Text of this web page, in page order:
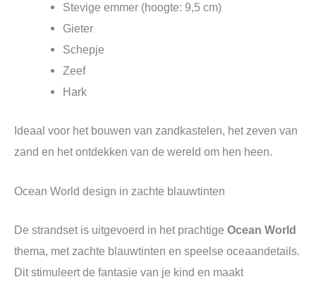
Stevige emmer (hoogte: 9,5 cm)
Gieter
Schepje
Zeef
Hark
Ideaal voor het bouwen van zandkastelen, het zeven van
zand en het ontdekken van de wereld om hen heen.
Ocean World design in zachte blauwtinten
De strandset is uitgevoerd in het prachtige Ocean World
thema, met zachte blauwtinten en speelse oceaandetails.
Dit stimuleert de fantasie van je kind en maakt